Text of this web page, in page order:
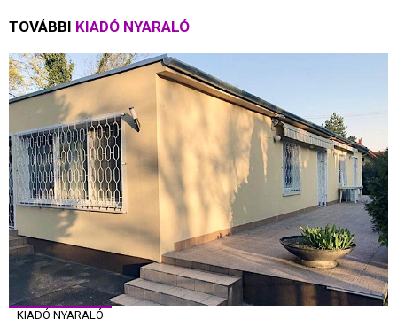
TOVÁBBI KIADÓ NYARALÓ
KIADÓ NYARALÓ